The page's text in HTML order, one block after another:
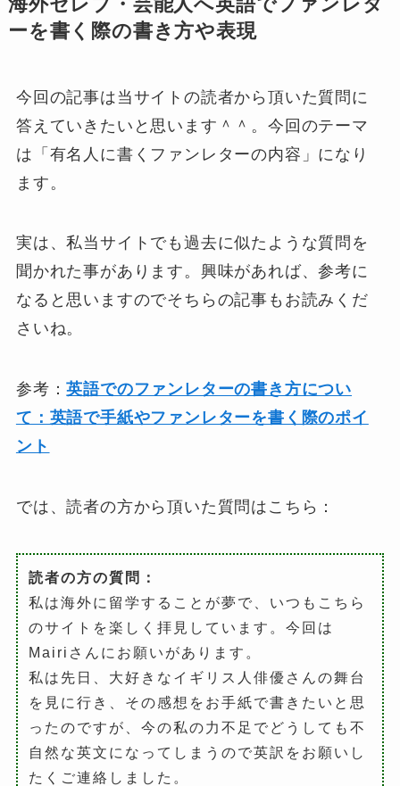
ーを書く際の書き方や表現
今回の記事は当サイトの読者から頂いた質問に
答えていきたいと思います＾＾。今回のテーマ
は「有名人に書くファンレターの内容」になり
ます。
実は、私当サイトでも過去に似たような質問を
聞かれた事があります。興味があれば、参考に
なると思いますのでそちらの記事もお読みくだ
さいね。
参考：英語でのファンレターの書き方につい
て：英語で手紙やファンレターを書く際のポイ
ント
では、読者の方から頂いた質問はこちら：
読者の方の質問：
私は海外に留学することが夢で、いつもこちら
のサイトを楽しく拝見しています。今回は
Mairiさんにお願いがあります。
私は先日、大好きなイギリス人俳優さんの舞台
を見に行き、その感想をお手紙で書きたいと思
ったのですが、今の私の力不足でどうしても不
自然な英文になってしまうので英訳をお願いし
たくご連絡しました。